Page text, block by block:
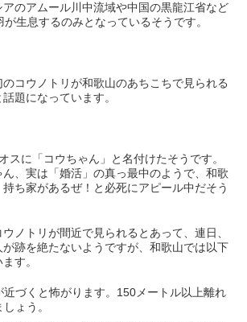
アのアムール川中流域や中国の黒龍江省など
生息するのみとなっているそうです。
コウノトリが和歌山のあちこちで見られる
題になっています。
スに「コウちゃん」と名付けたそうです。
ん、実は「婚活」の真っ最中のようで、和歌
ち家があるぜ！と必死にアピール中だそう
ノトリが間近で見られるとあって、連日、
跡を絶たないようですが、和歌山では以下
す。
近づくと怖がります。150メートル以上離れ
ょう。